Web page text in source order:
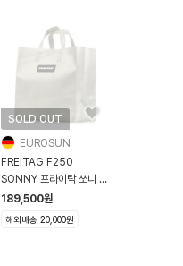
SOLD OUT
EUROSUN
FREITAG F250
SONNY 프라이탁 쏘니 미
니 쇼퍼백 올실버
189,500원
해외배송 20,000원